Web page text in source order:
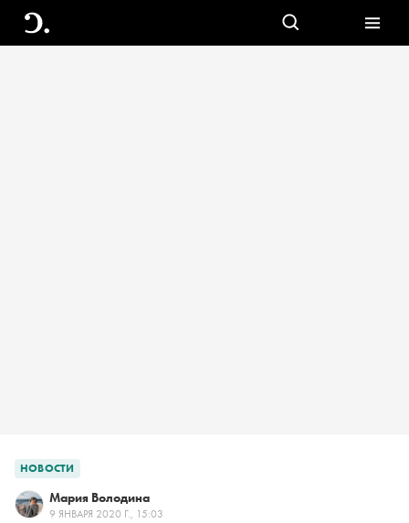
НОВОСТИ
Мария Володина
9 ЯНВАРЯ 2020 Г., 15:03